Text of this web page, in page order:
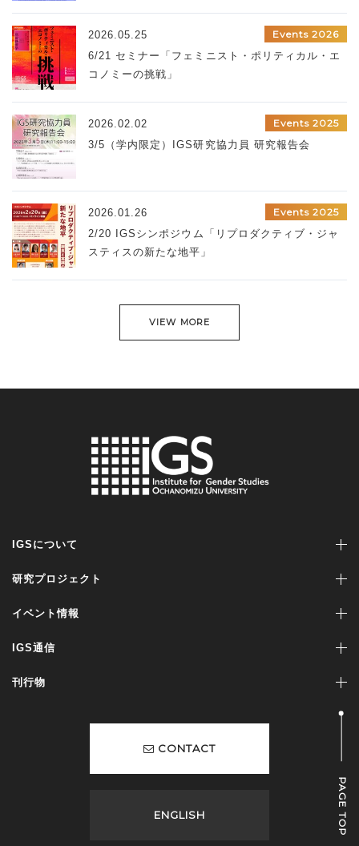
2026.05.25
Events 2026
6/21 セミナー「フェミニスト・ポリティカル・エ
コノミーの挑戦」
2026.02.02
Events 2025
3/5（学内限定）IGS研究協力員 研究報告会
2026.01.26
Events 2025
2/20 IGSシンポジウム「リプロダクティブ・ジャ
スティスの新たな地平」
VIEW MORE
IGSについて
研究プロジェクト
イベント情報
IGS通信
刊行物
CONTACT
ENGLISH PAGE TOP